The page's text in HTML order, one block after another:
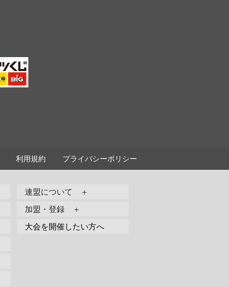
利用規約 プライバシーポリシー
連盟について ＋
加盟・登録 ＋
大会を開催したい方へ